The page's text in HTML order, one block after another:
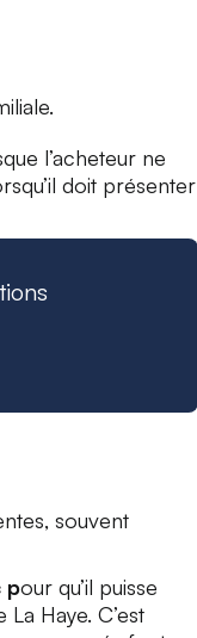
l’acheteur ne
doit présenter
souvent
pour qu’il puisse
Haye. C’est